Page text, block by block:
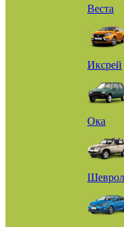
Веста
Иксрей
Ока